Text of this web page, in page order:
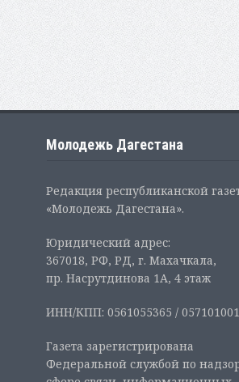
Молодежь Дагестана
Редакция республиканской
«Молодежь Дагестана».
Юридический адрес:
367018, РФ, РД, г. Махачкала,
пр. Насрутдинова 1А, 4 этаж
ИНН/КПП: 0561055365 / 057101001
Газета зарегистрирована
Федеральной службой по